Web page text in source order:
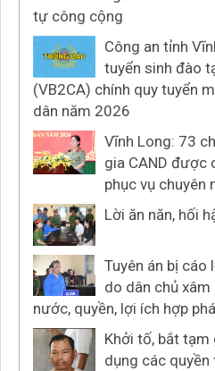
tự công cộng
Công an tỉnh
tuyển sinh đào
(VB2CA) chính quy tuyển
dân năm 2026
Vĩnh Long: 73
gia CAND được
phục vụ chuyên
Lời ăn năn, hối
Tuyên án bị
do dân chủ xâm
nước, quyền, lợi ích hợp
Khởi tố, bắt
dụng các